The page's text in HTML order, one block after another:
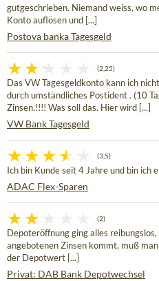
gutgeschrieben. Niemand weiss, wo
Konto auflösen und [...]
Postova banka Tagesgeld
(2,25)
Das VW Tagesgeldkonto kann ich
durch umständliches Postident . (10
Zinsen.!!!! Was soll das. Hier wird [...]
VW Bank Tagesgeld
(3,5)
Ich bin Kunde seit 4 Jahre und bin ich
ADAC Flex-Sparen
(2)
Depoteröffnung ging alles
angebotenen Zinsen kommt, muß
der Depotwert [...]
Privat: DAB Bank Depotwechsel